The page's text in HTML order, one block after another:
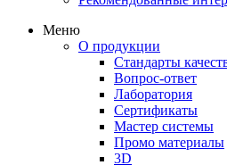
Меню
О продукции
Стандарты
Вопрос-ответ
Лаборатория
Сертификаты
Мастер системы
Промо материалы
3D